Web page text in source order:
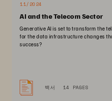
11/2024
AI and the Telecom Sector
Generative AI is set to transform the
for the data infrastructure changes
success?
백서 14 PAGES